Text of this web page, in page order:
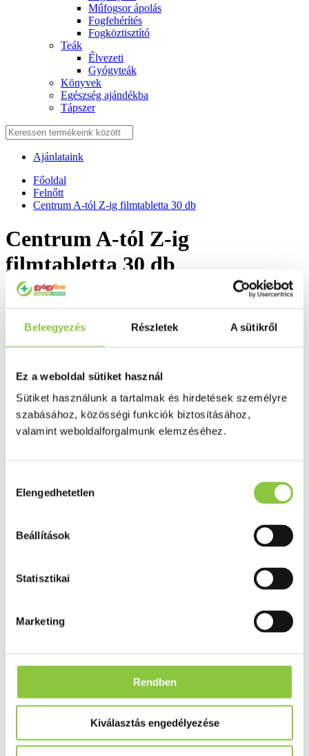
Beleegyezés Részletek A sütikről
Ez a weboldal sütiket használ
Sütiket használunk a tartalmak és hirdetések személyre
szabásához, közösségi funkciók biztosításához,
valamint weboldalforgalmunk elemzéséhez.
kiválasztása
Elengedhetetlen
Beállítások
Statisztikai
Marketing
Rendben
Kiválasztás engedélyezése
Műfogsor ápolás
Fogfehérítés
Fogköztisztító
Teák
É́lvezeti
Gyógyteák
Könyvek
Egészség ajándékba
Tápszer
Ajánlataink
Főoldal
Felnőtt
Centrum A-tól Z-ig filmtabletta 30 db
Centrum A-tól Z-ig
filmtabletta 30 db
A Centrum A-tól Z-ig filmtabletta összetételét a felnőttek napi vitamin- és
ásványi anyag szükségletének megfelelően fejlesztették ki.
Gyártó:
Wyeth Whitehall Export GmbH,
OÉTI.: 10125/2012
(Szállítási, átvételi idő: legfeljebb 3
nap)